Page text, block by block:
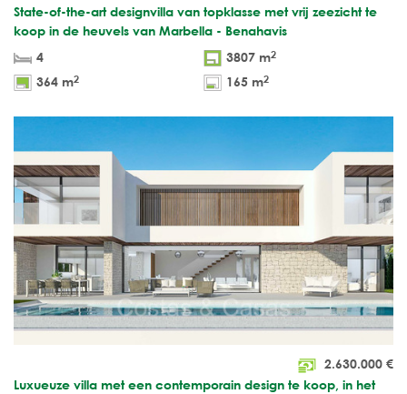
State-of-the-art designvilla van topklasse met vrij zeezicht te
koop in de heuvels van Marbella - Benahavis
4
3807 m2
364 m2 165 m2
2.630.000 €
Luxueuze villa met een contemporain design te koop, in het